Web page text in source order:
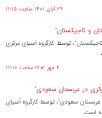
۲۹ آبان ۱۴۰۱ ساعت ۱۱:۱۵
بین قرقیزستان و تاجیکستان"، توسط کارگروه آسیای مرکزی
۴ مهر ۱۴۰۱ ساعت ۱۲:۱۶
در عربستان سعودی"
عربستان سعودی"، توسط کارگروه آسیای
است.